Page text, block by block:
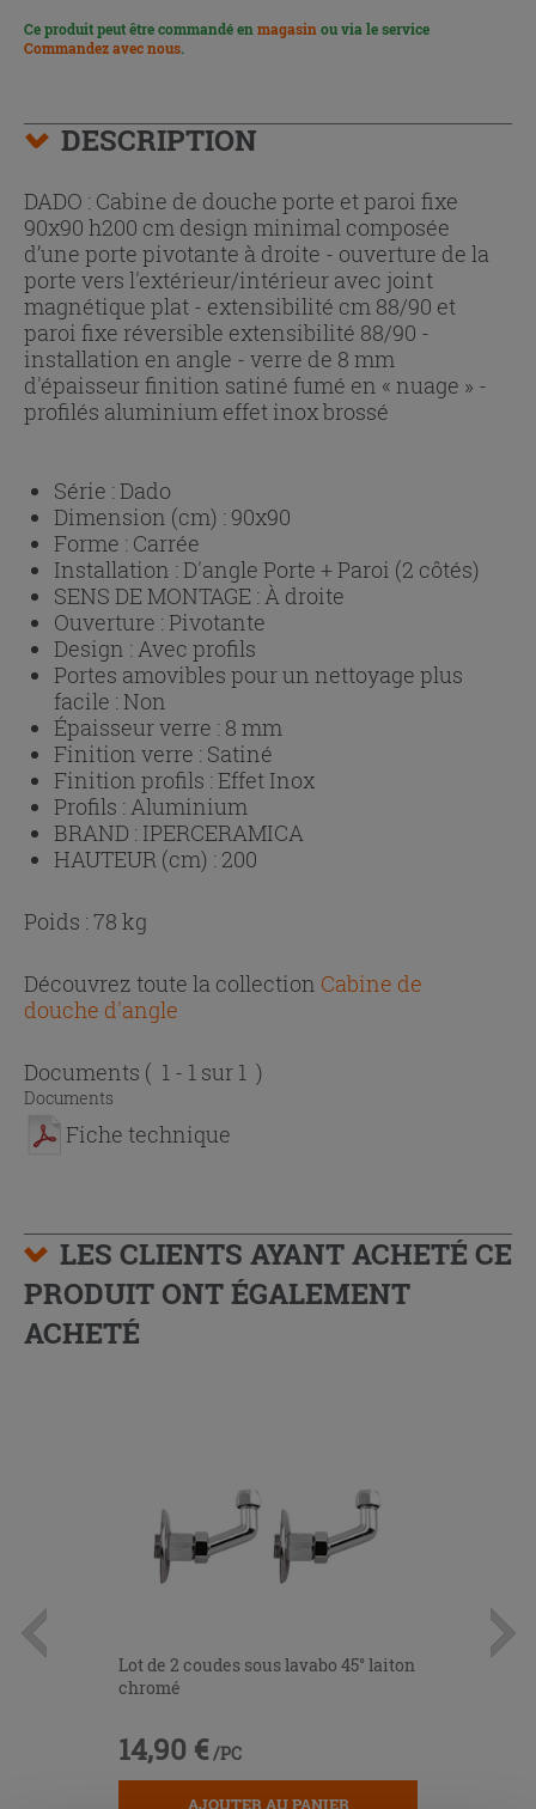
Ce produit peut être commandé en magasin ou via le service
Commandez avec nous.
DESCRIPTION
DADO : Cabine de douche porte et paroi fixe
90x90 h200 cm design minimal composée
d’une porte pivotante à droite - ouverture de la
porte vers l'extérieur/intérieur avec joint
magnétique plat - extensibilité cm 88/90 et
paroi fixe réversible extensibilité 88/90 -
installation en angle - verre de 8 mm
d'épaisseur finition satiné fumé en « nuage » -
profilés aluminium effet inox brossé
Série :Dado
Dimension (cm) : 90x90
Forme : Carrée
Installation :D'angle Porte + Paroi (2 côtés)
SENS DE MONTAGE : À droite
Ouverture :Pivotante
Design : Avec profils
Portes amovibles pour un nettoyage plus
facile :Non
Épaisseur verre : 8 mm
Finition verre : Satiné
Finition profils :Effet Inox
Profils : Aluminium
BRAND : IPERCERAMICA
HAUTEUR (cm) : 200
Poids : 78 kg
Découvrez toute la collection Cabine de
douche d'angle
Documents ( 1 - 1 sur 1 )
Documents
Fiche technique
LES CLIENTS AYANT ACHETÉ CE
PRODUIT ONT ÉGALEMENT
ACHETÉ
Lot de 2 coudes sous lavabo 45° laiton
chromé
14,90 € /PC
AJOUTER AU PANIER